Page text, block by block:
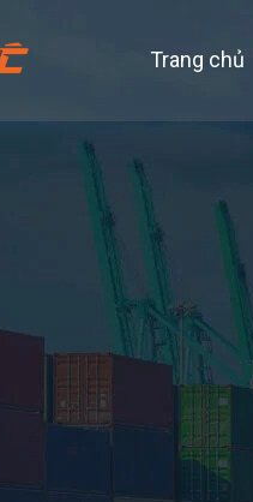
Trang chủ